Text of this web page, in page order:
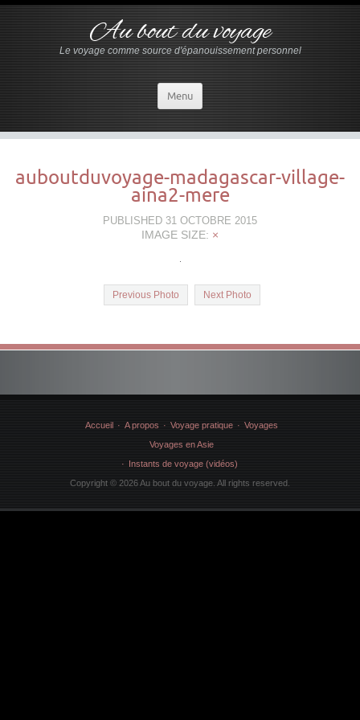
Au bout du voyage
Le voyage comme source d'épanouissement personnel
Menu
auboutduvoyage-madagascar-village-
aina2-mere
PUBLISHED 31 OCTOBRE 2015
IMAGE SIZE: ×
Previous Photo Next Photo
Accueil A propos Voyage pratique
Voyages
Voyages en Asie
Instants de voyage (vidéos)
Copyright © 2026 Au bout du voyage. All rights reserved.